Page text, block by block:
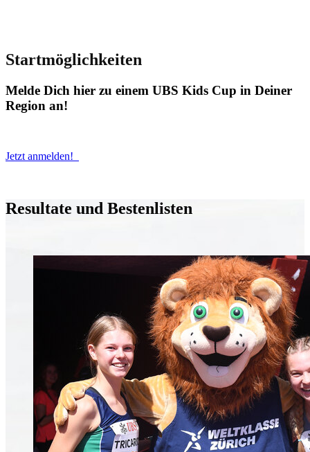
Startmöglichkeiten
Melde Dich hier zu einem UBS Kids Cup in Deiner
Region an!
Jetzt anmelden!
Resultate und Bestenlisten